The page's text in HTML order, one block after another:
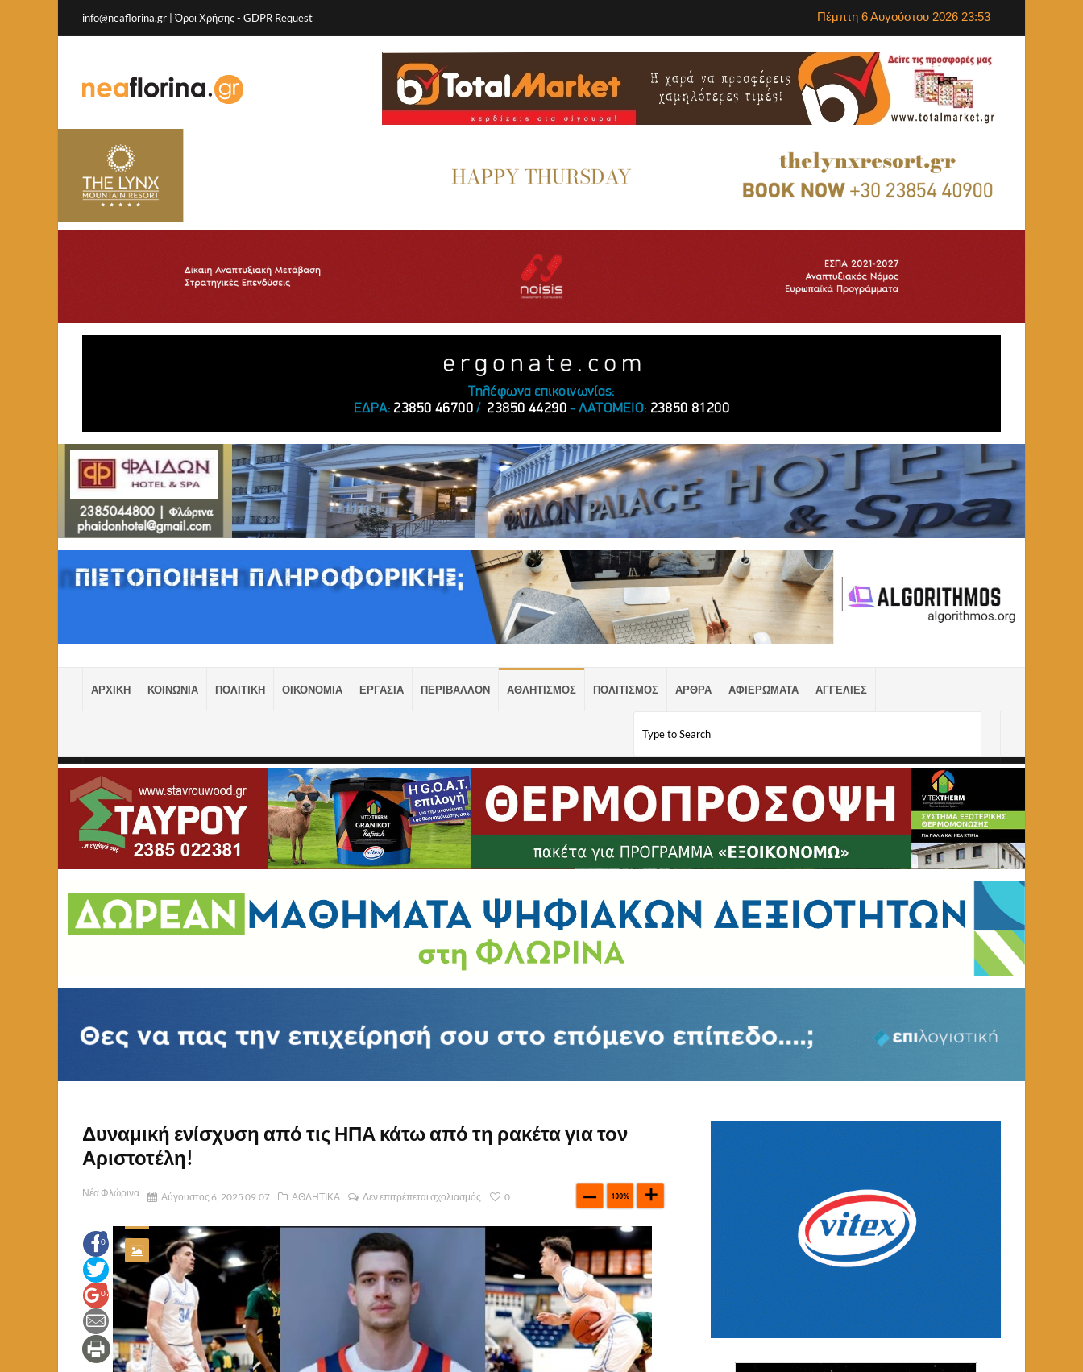
info@neaflorina.gr |Όροι Χρήσης- GDPR Request Πέμπτη 6 Αυγούστου 2026 23:53
ΑΡΧΙΚΗ ΚΟΙΝΩΝΙΑ ΠΟΛΙΤΙΚΗ ΟΙΚΟΝΟΜΙΑ ΕΡΓΑΣΙΑ ΠΕΡΙΒΑΛΛΟΝ ΑΘΛΗΤΙΣΜΟΣ ΠΟΛΙΤΙΣΜΟΣ ΑΡΘΡΑ ΑΦΙΕΡΩΜΑΤΑ ΑΓΓΕΛΙΕΣ
Δυναμική ενίσχυση από τις ΗΠΑ κάτω από τη ρακέτα για τον
Αριστοτέλη!
Νέα Φλώρινα Αύγουστος 6, 2025 09:07 ΑΘΛΗΤΙΚΑ Δεν επιτρέπεται σχολιασμός 0
0
0